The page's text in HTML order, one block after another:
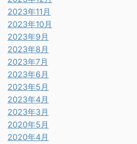
2023年11月
2023年10月
2023年9月
2023年8月
2023年7月
2023年6月
2023年5月
2023年4月
2023年3月
2020年5月
2020年4月